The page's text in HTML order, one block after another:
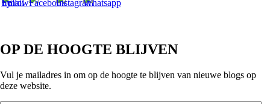
OP DE HOOGTE BLIJVEN
Vul je mailadres in om op de hoogte te blijven van nieuwe blogs op
deze website.